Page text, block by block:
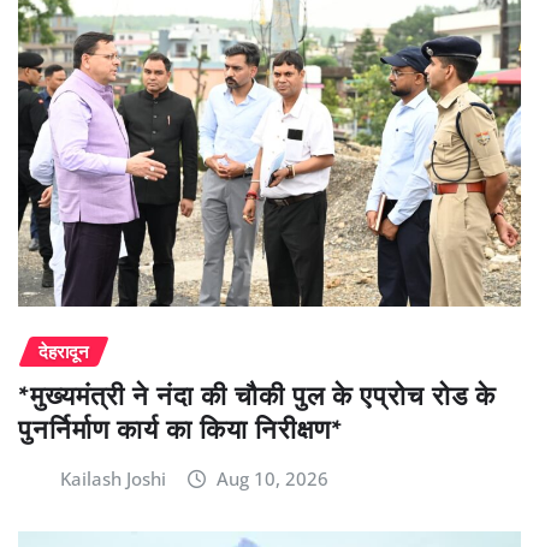
देहरादून
*मुख्यमंत्री ने नंदा की चौकी पुल के एप्रोच रोड के
पुनर्निर्माण कार्य का किया निरीक्षण*
Kailash Joshi Aug 10, 2026